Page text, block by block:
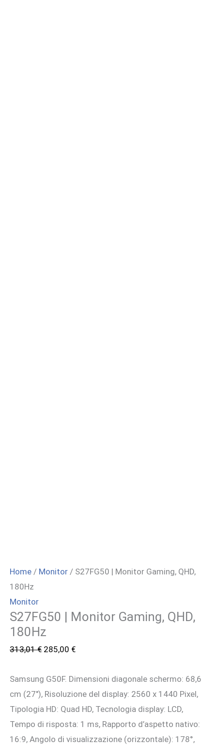
Home / Monitor / S27FG50 | Monitor Gaming, QHD,
180Hz
Monitor
S27FG50 | Monitor Gaming, QHD,
180Hz
313,01€ Il
originale
era:
313,01 €.
285,00 €Il
attuale
è:
285,00 €.
Samsung G50F. Dimensioni diagonale schermo: 68,6
cm (27″), Risoluzione del display: 2560 x 1440 Pixel,
Tipologia HD: Quad HD, Tecnologia display: LCD,
Tempo di risposta: 1 ms, Rapporto d’aspetto nativo:
16:9, Angolo di visualizzazione (orizzontale): 178°,